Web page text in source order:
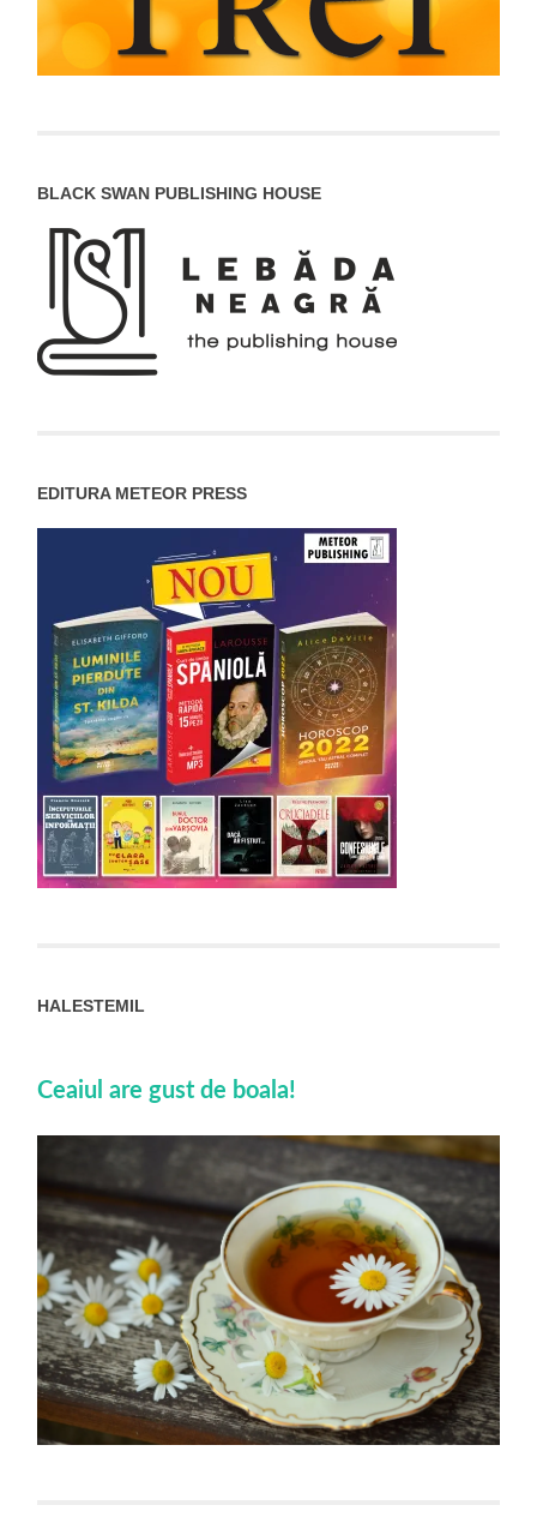
BLACK SWAN PUBLISHING HOUSE
EDITURA METEOR PRESS
HALESTEMIL
Ceaiul are gust de boala!